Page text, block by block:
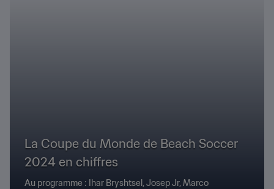
La Coupe du Monde de Beach Soccer
2024 en chiffres
Au programme : Ihar Bryshtsel, Josep Jr, Marco